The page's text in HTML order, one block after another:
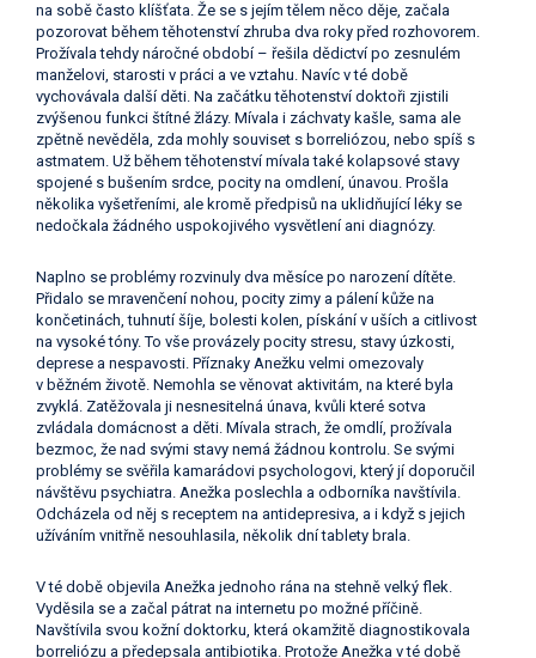
na sobě často klíšťata. Že se s jejím tělem něco děje, začala
pozorovat během těhotenství zhruba dva roky před rozhovorem.
Prožívala tehdy náročné období – řešila dědictví po zesnulém
manželovi, starosti v práci a ve vztahu. Navíc v té době
vychovávala další děti. Na začátku těhotenství doktoři zjistili
zvýšenou funkci štítné žlázy. Mívala i záchvaty kašle, sama ale
zpětně nevěděla, zda mohly souviset s borreliózou, nebo spíš s
astmatem. Už během těhotenství mívala také kolapsové stavy
spojené s bušením srdce, pocity na omdlení, únavou. Prošla
několika vyšetřeními, ale kromě předpisů na uklidňující léky se
nedočkala žádného uspokojivého vysvětlení ani diagnózy.
Naplno se problémy rozvinuly dva měsíce po narození dítěte.
Přidalo se mravenčení nohou, pocity zimy a pálení kůže na
končetinách, tuhnutí šíje, bolesti kolen, pískání v uších a citlivost
na vysoké tóny. To vše provázely pocity stresu, stavy úzkosti,
deprese a nespavosti. Příznaky Anežku velmi omezovaly
v běžném životě. Nemohla se věnovat aktivitám, na které byla
zvyklá. Zatěžovala ji nesnesitelná únava, kvůli které sotva
zvládala domácnost a děti. Mívala strach, že omdlí, prožívala
bezmoc, že nad svými stavy nemá žádnou kontrolu. Se svými
problémy se svěřila kamarádovi psychologovi, který jí doporučil
návštěvu psychiatra. Anežka poslechla a odborníka navštívila.
Odcházela od něj s receptem na antidepresiva, a i když s jejich
užíváním vnitřně nesouhlasila, několik dní tablety brala.
V té době objevila Anežka jednoho rána na stehně velký flek.
Vyděsila se a začal pátrat na internetu po možné příčině.
Navštívila svou kožní doktorku, která okamžitě diagnostikovala
borreliózu a předepsala antibiotika. Protože Anežka v té době